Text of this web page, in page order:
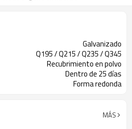
Galvanizado
Q195 / Q215 / Q235 / Q345
Recubrimiento en polvo
Dentro de 25 días
Forma redonda
MÁS